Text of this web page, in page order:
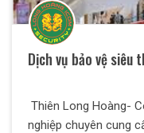
Dịch vụ bảo vệ siêu
Thiên Long Hoàng-
nghiệp chuyên cung